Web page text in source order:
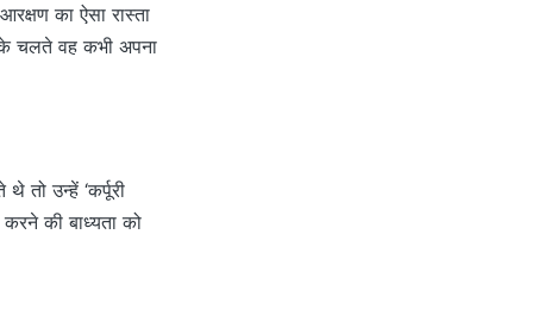
का ऐसा रास्ता
के चलते वह कभी अपना
तो उन्हें ‘कर्पूरी
करने की बाध्यता को